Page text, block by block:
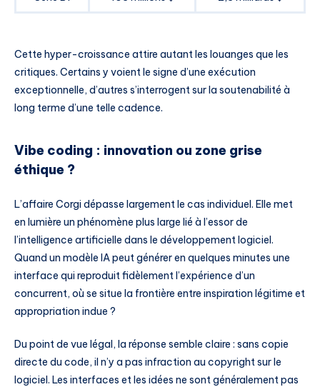
Cette hyper-croissance attire autant les louanges que les
critiques. Certains y voient le signe d’une exécution
exceptionnelle, d’autres s’interrogent sur la soutenabilité à
long terme d’une telle cadence.
Vibe coding : innovation ou zone grise
éthique ?
L’affaire Corgi dépasse largement le cas individuel. Elle met
en lumière un phénomène plus large lié à l’essor de
l’intelligence artificielle dans le développement logiciel.
Quand un modèle IA peut générer en quelques minutes une
interface qui reproduit fidèlement l’expérience d’un
concurrent, où se situe la frontière entre inspiration légitime et
appropriation indue ?
Du point de vue légal, la réponse semble claire : sans copie
directe du code, il n’y a pas infraction au copyright sur le
logiciel. Les interfaces et les idées ne sont généralement pas